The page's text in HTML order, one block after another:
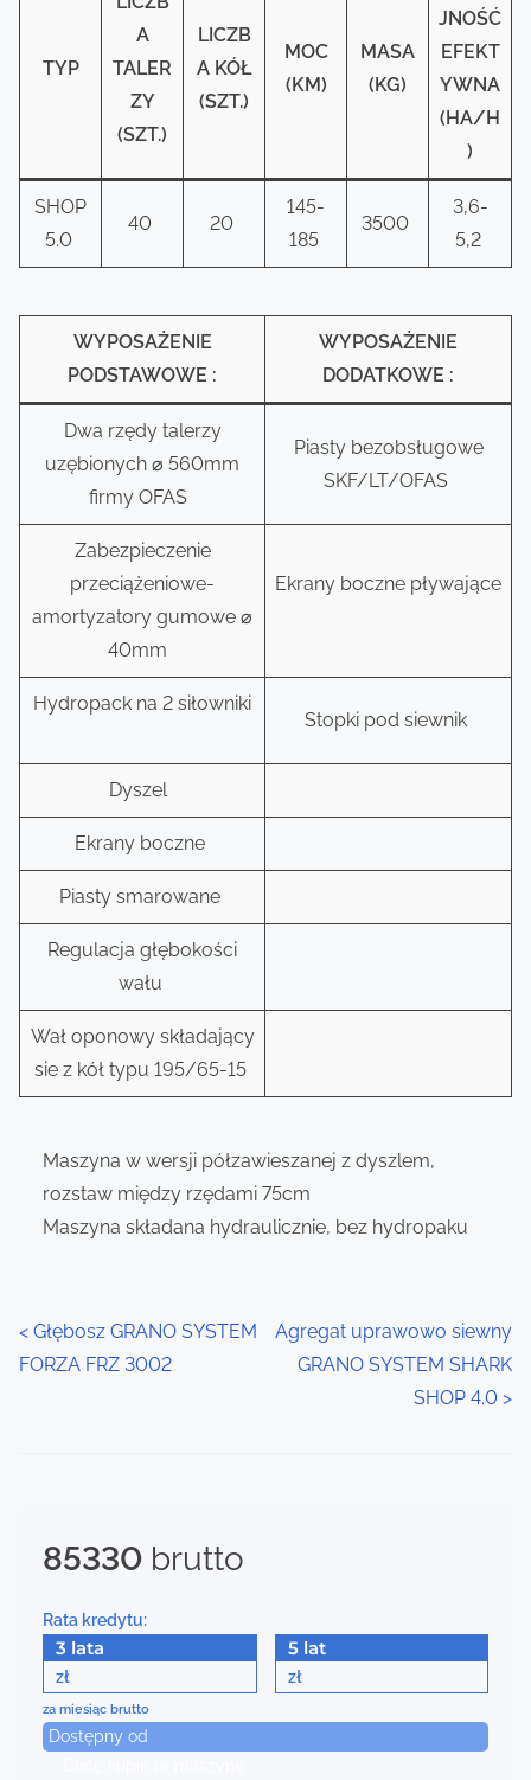
TYP
A
TALER
ZY
(SZT.)
LICZB
A KÓŁ
(SZT.)
MOC
(KM)
MASA
(KG)
JNOŚĆ
EFEKT
YWNA
(HA/H
)
SHOP
5.0
40 20
145-
185
3500
3,6-
5,2
WYPOSAŻENIE
PODSTAWOWE :
WYPOSAŻENIE
DODATKOWE :
Dwa rzędy talerzy
uzębionych ⌀ 560mm
firmy OFAS
Piasty bezobsługowe
SKF/LT/OFAS
Zabezpieczenie
przeciążeniowe-
amortyzatory gumowe ⌀
40mm
Ekrany boczne pływające
Hydropack na 2 siłowniki
Stopki pod siewnik
Dyszel
Ekrany boczne
Piasty smarowane
Regulacja głębokości
wału
Wał oponowy składający
sie z kół typu 195/65-15
Maszyna w wersji półzawieszanej z dyszlem,
rozstaw między rzędami 75cm
Maszyna składana hydraulicznie, bez hydropaku
P
< Głębosz GRANO SYSTEM
FORZA FRZ 3002
Agregat uprawowo siewny
GRANO SYSTEM SHARK
SHOP 4.0 >
85330 brutto
Rata kredytu:
3 lata
zł
5 lat
zł
za miesiąc brutto
Dostępny od